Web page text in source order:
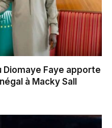
Diomaye Faye apporte
à Macky Sall